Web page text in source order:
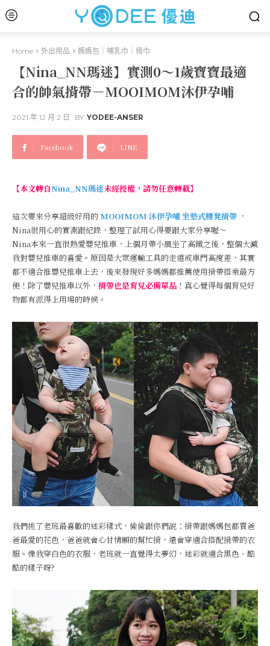
Home 外出用品 媽媽包｜哺乳巾｜揹巾
【Nina_NN瑪迷】實測0～1歲寶寶最適
合的帥氣揹帶－MOOIMOM沐伊孕哺
2021 年 12 月 2 日 BY YODEE-ANSER
Facebook LINE
【本文轉自Nina_NN瑪迷未經授權，請勿任意轉載】
這次要來分享超級好用的MOOIMOM 沐伊孕哺 坐墊式腰凳揹帶 ，
Nina很用心的實測跟紀錄，整理了試用心得要跟大家分享喔～
Nina本來一直很熱愛嬰兒推車，上個月帶小風坐了高鐵之後，整個大減
我對嬰兒推車的喜愛。原因是大眾運輸工具的走道或車門高度差，其實
都不適合推嬰兒推車上去，後來發現好多媽媽都推薦使用揹帶搭乘最方
便！除了嬰兒推車以外， 揹帶也是育兒必備單品 ！真心覺得每個育兒好
物都有派得上用場的時候。
我們挑了老班最喜歡的迷彩樣式，偷偷跟你們說：揹帶跟媽媽包都買爸
爸最愛的花色，爸爸就會心甘情願的幫忙揹，還會穿適合搭配揹帶的衣
服。像我穿白色的衣服，老班就一直覺得太夢幻，迷彩就適合黑色、酷
酷的樣子呀?